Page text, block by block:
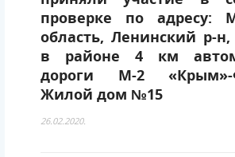
проверке по адресу:
область, Ленинский р-
в районе 4 км
дороги М-2 «Крым»-
Жилой дом №15
26.02.2020.